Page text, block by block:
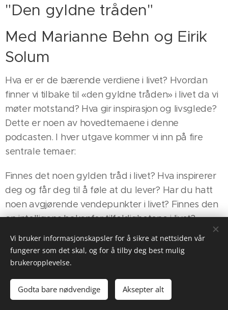
"Den gyldne tråden"
Med Marianne Behn og Eirik
Solum
Hva er er de bærende verdiene i livet? Hvordan
finner vi tilbake til «den gyldne tråden» i livet da vi
møter motstand? Hva gir inspirasjon og livsglede?
Dette er noen av hovedtemaene i denne
podcasten. I hver utgave kommer vi inn på fire
sentrale temaer:
Finnes det noen gylden tråd i livet? Hva inspirerer
deg og får deg til å føle at du lever? Har du hatt
noen avgjørende vendepunkter i livet? Finnes den
en intelligens bakenfor tilfeldighetene i livet?
Marianne og Eirik møtes i samtale om disse
temaene, med inviterte gjester.
Vi bruker informasjonskapsler for å sikre at nettsiden vår
fungerer som det skal, og for å tilby deg best mulig
brukeropplevelse.
Godta bare nødvendige Aksepter alt